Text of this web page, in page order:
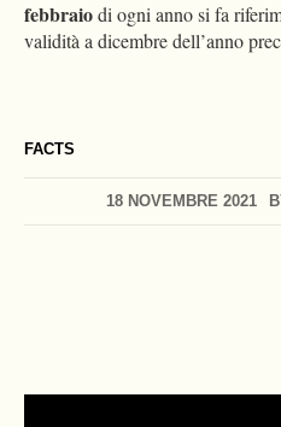
FACTS
18 NOVEMBRE 2021
febbraiodi ogni anno si fa
validità a dicembre dell’anno